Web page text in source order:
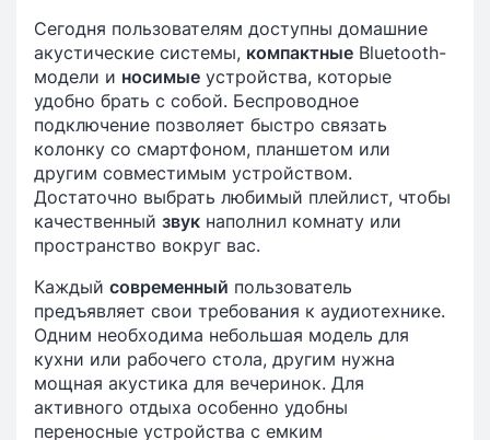
Сегодня пользователям доступны домашние
акустические системы, компактные Bluetooth-
модели и носимые устройства, которые
удобно брать с собой. Беспроводное
подключение позволяет быстро связать
колонку со смартфоном, планшетом или
другим совместимым устройством.
Достаточно выбрать любимый плейлист, чтобы
качественный звук наполнил комнату или
пространство вокруг вас.
Каждый современный пользователь
предъявляет свои требования к аудиотехнике.
Одним необходима небольшая модель для
кухни или рабочего стола, другим нужна
мощная акустика для вечеринок. Для
активного отдыха особенно удобны
переносные устройства с емким